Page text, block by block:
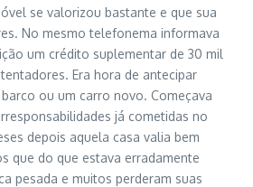
se valorizou bastante e que sua
No mesmo telefonema informava
um crédito suplementar de 30 mil
Era hora de antecipar
ou um carro novo. Começava
já cometidas no
depois aquela casa valia bem
que do que estava erradamente
pesada e muitos perderam suas